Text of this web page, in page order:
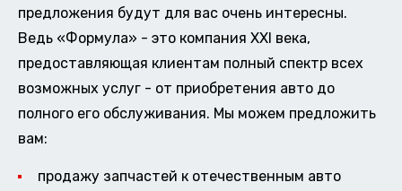
предложения будут для вас очень интересны.
Ведь «Формула» - это компания XXI века,
предоставляющая клиентам полный спектр всех
возможных услуг - от приобретения авто до
полного его обслуживания. Мы можем предложить
вам:
продажу запчастей к отечественным авто